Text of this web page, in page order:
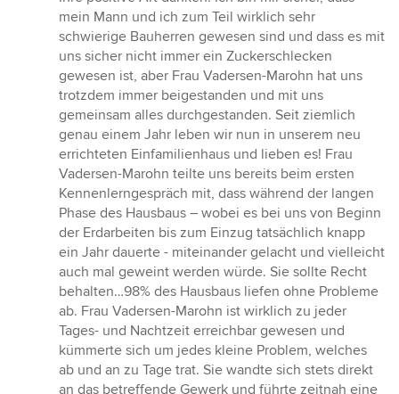
5
Sternen
mein Mann und ich zum Teil wirklich sehr
schwierige Bauherren gewesen sind und dass es mit
uns sicher nicht immer ein Zuckerschlecken
gewesen ist, aber Frau Vadersen-Marohn hat uns
trotzdem immer beigestanden und mit uns
gemeinsam alles durchgestanden. Seit ziemlich
genau einem Jahr leben wir nun in unserem neu
errichteten Einfamilienhaus und lieben es! Frau
Vadersen-Marohn teilte uns bereits beim ersten
Kennenlerngespräch mit, dass während der langen
Phase des Hausbaus – wobei es bei uns von Beginn
der Erdarbeiten bis zum Einzug tatsächlich knapp
ein Jahr dauerte - miteinander gelacht und vielleicht
auch mal geweint werden würde. Sie sollte Recht
behalten…98% des Hausbaus liefen ohne Probleme
ab. Frau Vadersen-Marohn ist wirklich zu jeder
Tages- und Nachtzeit erreichbar gewesen und
kümmerte sich um jedes kleine Problem, welches
ab und an zu Tage trat. Sie wandte sich stets direkt
an das betreffende Gewerk und führte zeitnah eine